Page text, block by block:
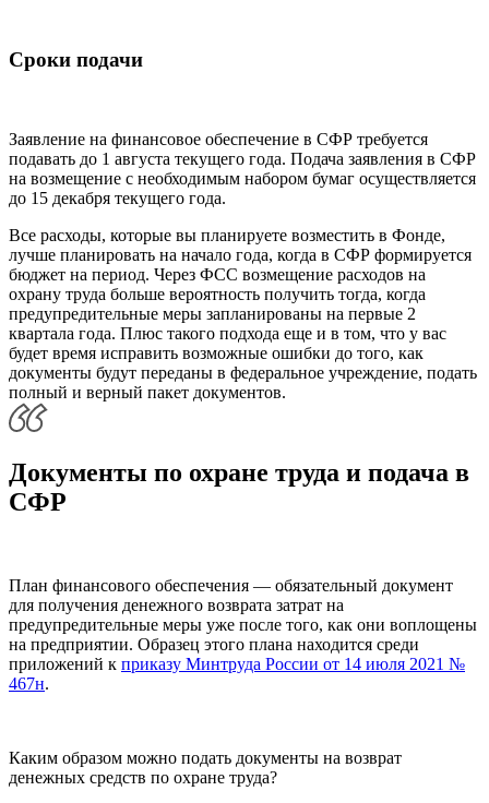
Сроки подачи
Заявление на финансовое обеспечение в СФР требуется
подавать до 1 августа текущего года. Подача заявления в СФР
на возмещение с необходимым набором бумаг осуществляется
до 15 декабря текущего года.
Все расходы, которые вы планируете возместить в Фонде,
лучше планировать на начало года, когда в СФР формируется
бюджет на период. Через ФСС возмещение расходов на
охрану труда больше вероятность получить тогда, когда
предупредительные меры запланированы на первые 2
квартала года. Плюс такого подхода еще и в том, что у вас
будет время исправить возможные ошибки до того, как
документы будут переданы в федеральное учреждение, подать
полный и верный пакет документов.
Документы по охране труда и подача в
СФР
План финансового обеспечения — обязательный документ
для получения денежного возврата затрат на
предупредительные меры уже после того, как они воплощены
на предприятии. Образец этого плана находится среди
приложений к приказу Минтруда России от 14 июля 2021 №
467н.
Каким образом можно подать документы на возврат
денежных средств по охране труда?